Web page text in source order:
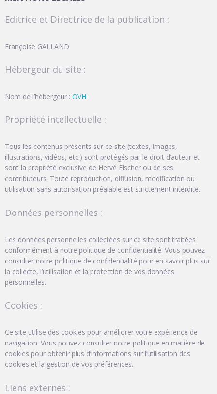
Editrice et Directrice de la publication :
Françoise GALLAND
Hébergeur du site :
Nom de l’hébergeur : OVH
Propriété intellectuelle :
Tous les contenus présents sur ce site (textes, images,
illustrations, vidéos, etc.) sont protégés par le droit d’auteur et
sont la propriété exclusive de Hervé Fischer ou de ses
contributeurs. Toute reproduction, diffusion, modification ou
utilisation sans autorisation préalable est strictement interdite.
Données personnelles :
Les données personnelles collectées sur ce site sont traitées
conformément à notre politique de confidentialité. Vous pouvez
consulter notre politique de confidentialité pour en savoir plus sur
la collecte, l’utilisation et la protection de vos données
personnelles.
Cookies :
Ce site utilise des cookies pour améliorer votre expérience de
navigation. Vous pouvez consulter notre politique en matière de
cookies pour obtenir plus d’informations sur l’utilisation des
cookies et la gestion de vos préférences.
Liens externes :